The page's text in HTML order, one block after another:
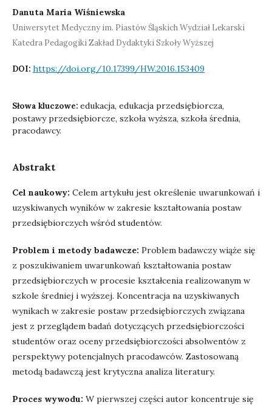
Danuta Maria Wiśniewska
Uniwersytet Medyczny im. Piastów Śląskich Wydział Lekarski
Katedra Pedagogiki Zakład Dydaktyki Szkoły Wyższej
DOI: https://doi.org/10.17399/HW.2016.153409
Słowa kluczowe: edukacja, edukacja przedsiębiorcza,
postawy przedsiębiorcze, szkoła wyższa, szkoła średnia,
pracodawcy.
Abstrakt
Cel naukowy: Celem artykułu jest określenie uwarunkowań i
uzyskiwanych wyników w zakresie kształtowania postaw
przedsiębiorczych wśród studentów.
Problem i metody badawcze: Problem badawczy wiąże się
z poszukiwaniem uwarunkowań kształtowania postaw
przedsiębiorczych w procesie kształcenia realizowanym w
szkole średniej i wyższej. Koncentracja na uzyskiwanych
wynikach w zakresie postaw przedsiębiorczych związana
jest z przeglądem badań dotyczących przedsiębiorczości
studentów oraz oceny przedsiębiorczości absolwentów z
perspektywy potencjalnych pracodawców. Zastosowaną
metodą badawczą jest krytyczna analiza literatury.
Proces wywodu: W pierwszej części autor koncentruje się